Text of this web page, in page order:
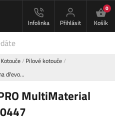
Infolinka Přihlásit
0
Košík
Kotouče Pilové kotouče
dřevo…
MultiMaterial